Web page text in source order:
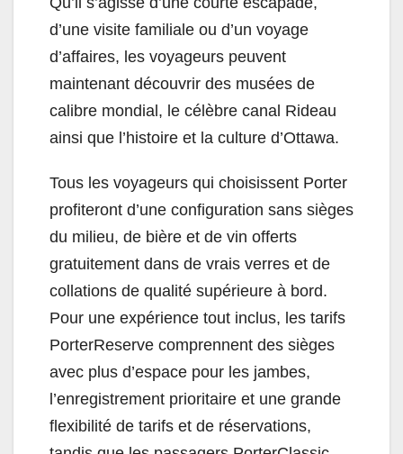
d’une visite familiale ou d’un voyage
d’affaires, les voyageurs peuvent
maintenant découvrir des musées de
calibre mondial, le célèbre canal Rideau
ainsi que l’histoire et la culture d’Ottawa.
Tous les voyageurs qui choisissent Porter
profiteront d’une configuration sans sièges
du milieu, de bière et de vin offerts
gratuitement dans de vrais verres et de
collations de qualité supérieure à bord.
Pour une expérience tout inclus, les tarifs
PorterReserve comprennent des sièges
avec plus d’espace pour les jambes,
l’enregistrement prioritaire et une grande
flexibilité de tarifs et de réservations,